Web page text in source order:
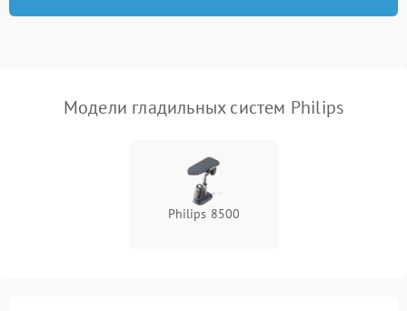
Неисправность системы
1500 ₽
Модели гладильных систем Philips
Philips 8500